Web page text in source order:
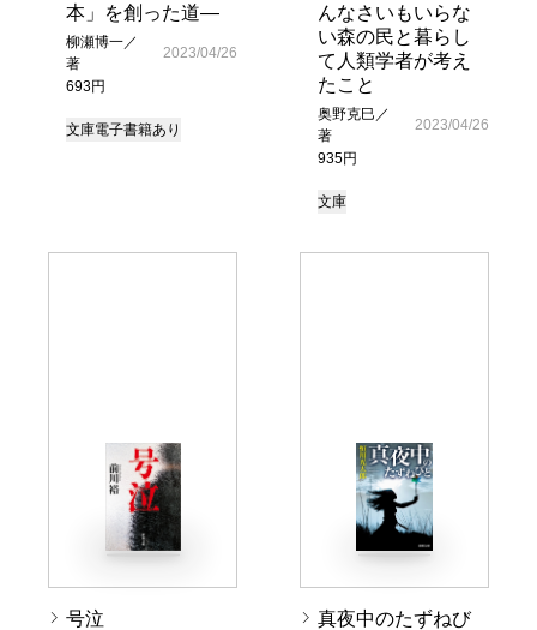
本」を創った道―
柳瀬博一／
著
693円
2023/04/26
文庫電子書籍あり
んなさいもいらな
い森の民と暮らし
て人類学者が考え
たこと
奥野克巳／
著
935円
2023/04/26
文庫
号泣
真夜中のたずねび